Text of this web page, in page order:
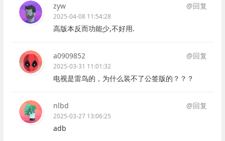
zyw @回复
2025-04-08 11:54:28
高版本反而功能少,不好用.
a0909852 @回复
2025-03-31 11:01:32
电视是雷鸟的，为什么装不了公签版的？？？
nlbd @回复
2025-03-27 13:06:25
adb